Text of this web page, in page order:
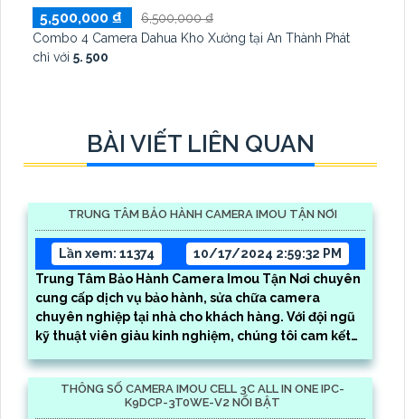
5,500,000 ₫
6,500,000 ₫
Combo 4 Camera Dahua Kho Xưởng tại An Thành Phát
chỉ với 5. 500
BÀI VIẾT LIÊN QUAN
TRUNG TÂM BẢO HÀNH CAMERA IMOU TẬN NƠI
Lần xem: 11374
10/17/2024 2:59:32 PM
Trung Tâm Bảo Hành Camera Imou Tận Nơi chuyên
cung cấp dịch vụ bảo hành, sửa chữa camera
chuyên nghiệp tại nhà cho khách hàng. Với đội ngũ
kỹ thuật viên giàu kinh nghiệm, chúng tôi cam kết
quả
THÔNG SỐ CAMERA IMOU CELL 3C ALL IN ONE IPC-
K9DCP-3T0WE-V2 NỔI BẬT